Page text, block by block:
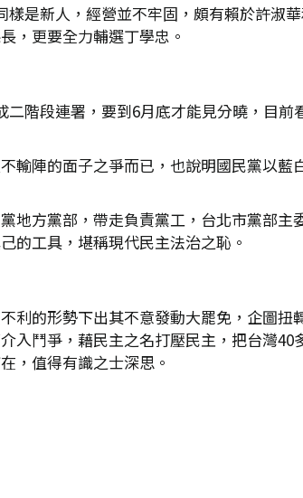
是新人，經營並不牢固，頗有賴於許淑
，更要全力輔選丁學忠。
階段連署，要到6月底才能見分曉，目前
輸陣的面子之爭而已，也說明國民黨以藍
地方黨部，帶走負責黨工，台北市黨部主
的工具，堪稱現代民主法治之恥。
利的形勢下出其不意發動大罷免，企圖扭
入鬥爭，藉民主之名打壓民主，把台灣40
，值得有識之士深思。